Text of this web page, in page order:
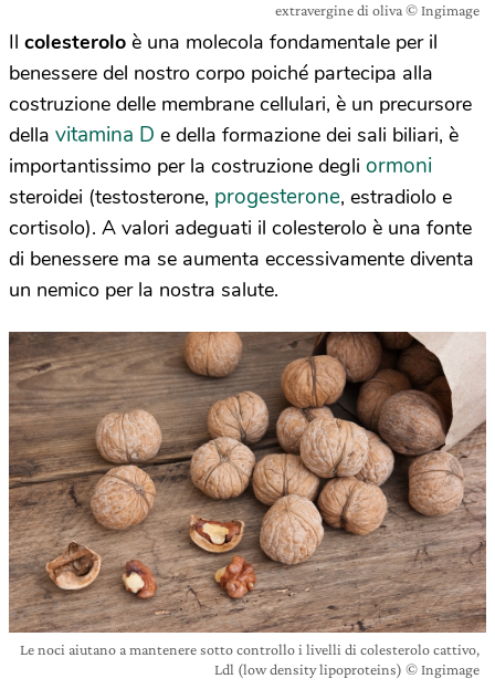
extravergine di oliva © Ingimage
Il colesterolo è una molecola fondamentale per il
benessere del nostro corpo poiché partecipa alla
costruzione delle membrane cellulari, è un precursore
della vitamina D e della formazione dei sali biliari, è
importantissimo per la costruzione degli ormoni
steroidei (testosterone, progesterone, estradiolo e
cortisolo). A valori adeguati il colesterolo è una fonte
di benessere ma se aumenta eccessivamente diventa
un nemico per la nostra salute.
Le noci aiutano a mantenere sotto controllo i livelli di colesterolo cattivo,
Ldl (low density lipoproteins) © Ingimage